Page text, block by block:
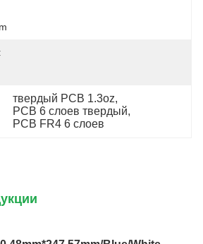
твердый PCB 1.3oz,
PCB 6 слоев твердый,
PCB FR4 6 слоев